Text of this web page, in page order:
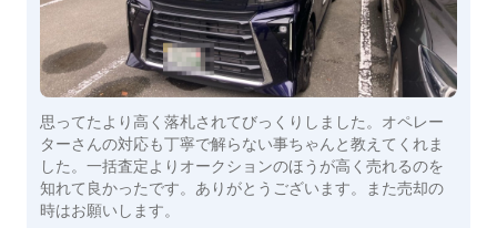
思ってたより高く落札されてびっくりしました。オペレー
ターさんの対応も丁寧で解らない事ちゃんと教えてくれま
した。一括査定よりオークションのほうが高く売れるのを
知れて良かったです。ありがとうございます。また売却の
時はお願いします。